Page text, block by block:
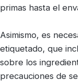
primas hasta el
Asimismo, es
etiquetado, que
sobre los
precauciones de